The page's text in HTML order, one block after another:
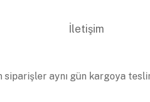
İletişim
siparişler aynı gün kargoya